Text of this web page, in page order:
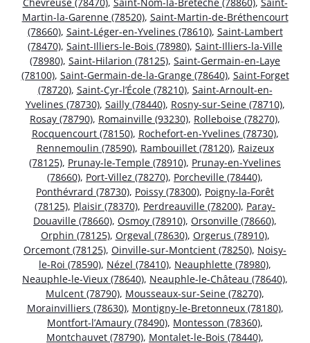
Chevreuse (78470), Saint-Nom-la-Bretêche (78860), Saint-
Martin-la-Garenne (78520), Saint-Martin-de-Bréthencourt
(78660), Saint-Léger-en-Yvelines (78610), Saint-Lambert
(78470), Saint-Illiers-le-Bois (78980), Saint-Illiers-la-Ville
(78980), Saint-Hilarion (78125), Saint-Germain-en-Laye
(78100), Saint-Germain-de-la-Grange (78640), Saint-Forget
(78720), Saint-Cyr-l’École (78210), Saint-Arnoult-en-
Yvelines (78730), Sailly (78440), Rosny-sur-Seine (78710),
Rosay (78790), Romainville (93230), Rolleboise (78270),
Rocquencourt (78150), Rochefort-en-Yvelines (78730),
Rennemoulin (78590), Rambouillet (78120), Raizeux
(78125), Prunay-le-Temple (78910), Prunay-en-Yvelines
(78660), Port-Villez (78270), Porcheville (78440),
Ponthévrard (78730), Poissy (78300), Poigny-la-Forêt
(78125), Plaisir (78370), Perdreauville (78200), Paray-
Douaville (78660), Osmoy (78910), Orsonville (78660),
Orphin (78125), Orgeval (78630), Orgerus (78910),
Orcemont (78125), Oinville-sur-Montcient (78250), Noisy-
le-Roi (78590), Nézel (78410), Neauphlette (78980),
Neauphle-le-Vieux (78640), Neauphle-le-Château (78640),
Mulcent (78790), Mousseaux-sur-Seine (78270),
Morainvilliers (78630), Montigny-le-Bretonneux (78180),
Montfort-l’Amaury (78490), Montesson (78360),
Montchauvet (78790), Montalet-le-Bois (78440),